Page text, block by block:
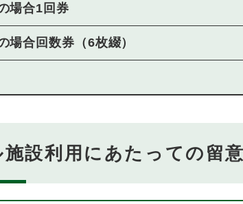
場合1回券
場合回数券（6枚綴）
施設利用にあたっての留